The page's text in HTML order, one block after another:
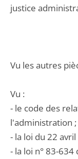
justice
Vu les autres
Vu :
- le code des
l'administration ;
- la loi du 22
- la loi n° 83-